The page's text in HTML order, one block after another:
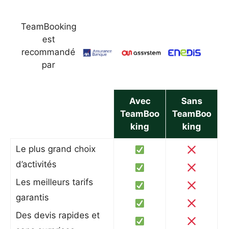
TeamBooking
est
recommandé
par
Avec
TeamBoo
king
Sans
TeamBoo
king
Le plus grand choix
d’activités
Les meilleurs tarifs
garantis
Des devis rapides et